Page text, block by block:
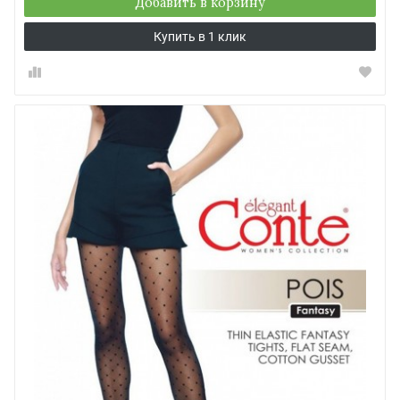
ЕСЛИ ТМ СНИЖАЕТ ЦЕНУ ЗА СЧЕТ
КАЧЕСТВА, ЕЙ НЕ МЕСТО В КАТАЛОГЕ
Примеров достаточно, одевать женщин хотят 16 450
брендов по данным на ноябрь 2018. Причины понятны,
суммарная стоимость рынка женских вещей превысила 1,
3 триллиона долларов. Лакомый кусок для тех, кто
желает получить прибыль, ничего не предложив
Поэтому у нас колготки OMSA, а не дешевые «аналоги»
из Китая. В Поднебесной хорошо научились копировать
упаковку, поэтому мы работаем только с официальными
каналами поставок.
Купить в 1 клик